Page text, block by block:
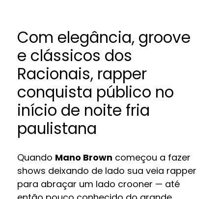
Com elegância, groove
e clássicos dos
Racionais, rapper
conquista público no
início de noite fria
paulistana
Quando Mano Brown começou a fazer
shows deixando de lado sua veia rapper
para abraçar um lado crooner — até